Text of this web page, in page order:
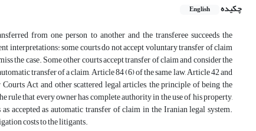
چکیده
English
from one person to another and the transferee succeeds the
interpretations: some courts do not accept voluntary transfer of claim
the case. Some other courts accept transfer of claim and consider the
transfer of a claim, Article 84 (6) of the same law, Article 42 and
Act and other scattered legal articles, the principle of being the
rule that every owner has complete authority in the use of his property,
accepted as automatic transfer of claim in the Iranian legal system.
costs to the litigants.